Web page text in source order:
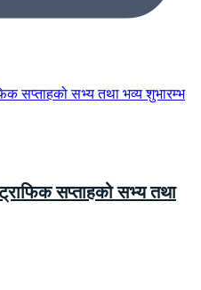
ट्राफिक सप्ताहको सभ्य तथा